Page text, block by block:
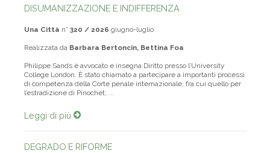
DISUMANIZZAZIONE E INDIFFERENZA
Una Città n° 320 / 2026 giugno-luglio
Realizzata da Barbara Bertoncin, Bettina Foa
Philippe Sands è avvocato e insegna Diritto presso l’University
College London. È stato chiamato a partecipare a importanti processi
di competenza della Corte penale internazionale, fra cui quello per
l’estradizione di Pinochet; ...
Leggi di più
DEGRADO E RIFORME